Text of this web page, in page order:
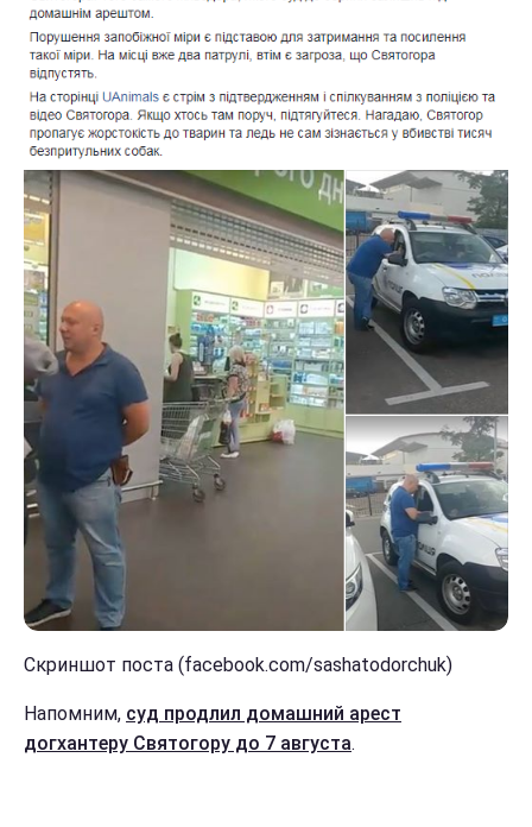
Скриншот поста (facebook.com/sashatodorchuk)
Напомним, суд продлил домашний арест
догхантеру Святогору до 7 августа.